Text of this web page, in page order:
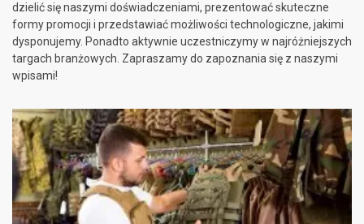
dzielić się naszymi doświadczeniami, prezentować skuteczne
formy promocji i przedstawiać możliwości technologiczne, jakimi
dysponujemy. Ponadto aktywnie uczestniczymy w najróżniejszych
targach branżowych. Zapraszamy do zapoznania się z naszymi
wpisami!